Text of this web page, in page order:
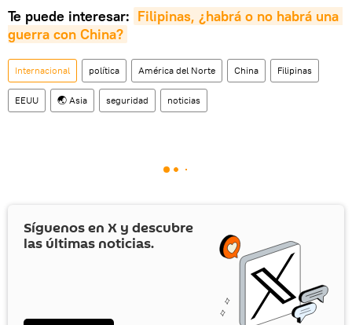
Te puede interesar: Filipinas, ¿habrá o no habrá una
guerra con China?
Internacional política América del Norte China Filipinas
EEUU 🌏 Asia seguridad noticias
Síguenos en X y descubre
las últimas noticias.